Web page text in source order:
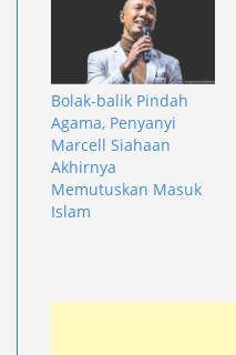
Bolak-balik Pindah
Agama, Penyanyi
Marcell Siahaan
Akhirnya
Memutuskan Masuk
Islam